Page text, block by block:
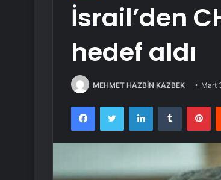
İsrail’den
hedef aldı
MEHMET HAZBİN KAZBEK Mart
FacebookTwitter LinkedInTumblr